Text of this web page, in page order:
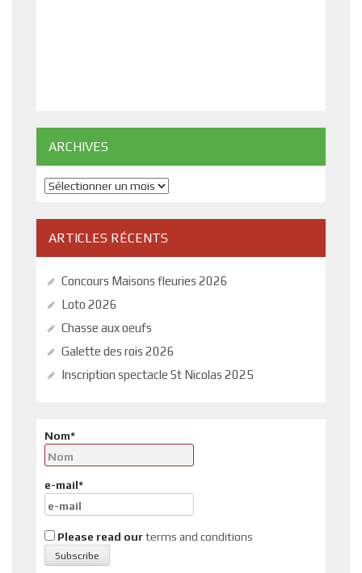
ARCHIVES
Archives
ARTICLES RÉCENTS
Concours Maisons fleuries 2026
Loto 2026
Chasse aux oeufs
Galette des rois 2026
Inscription spectacle St Nicolas 2025
Nom*
e-mail*
Please read ourterms and conditions